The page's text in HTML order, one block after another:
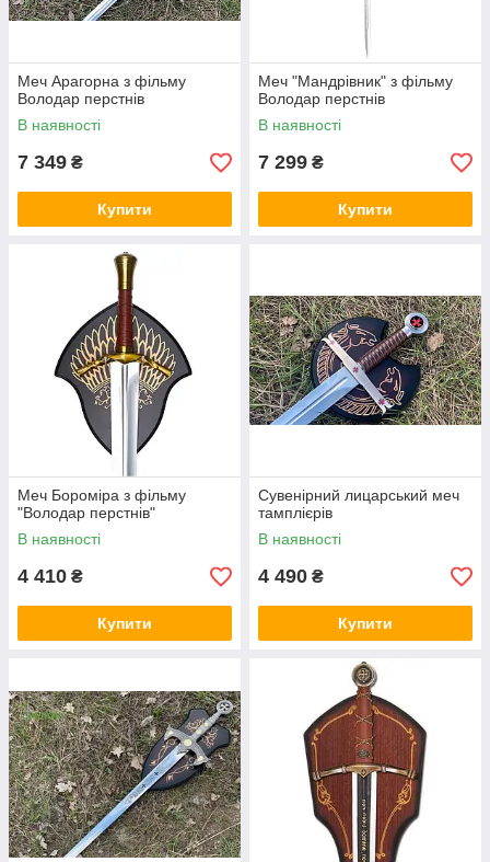
Меч Арагорна з фільму
Володар перстнів
В наявності
7 349 ₴
Купити
Меч "Мандрівник" з фільму
Володар перстнів
В наявності
7 299 ₴
Купити
Меч Бороміра з фільму
"Володар перстнів"
В наявності
4 410 ₴
Купити
Сувенірний лицарський меч
тамплієрів
В наявності
4 490 ₴
Купити